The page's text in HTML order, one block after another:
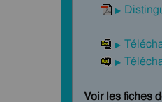
Voir les fiches